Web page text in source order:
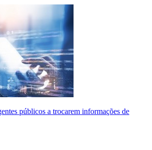
públicos a trocarem informações de